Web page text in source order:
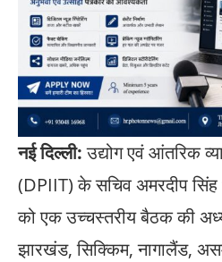
नई दिल्ली:उद्योग एवं आंतरिक
(DPIIT) के सचिव अमरदीप
को एक उच्चस्तरीय बैठक की
झारखंड, सिक्किम, नागालैंड,